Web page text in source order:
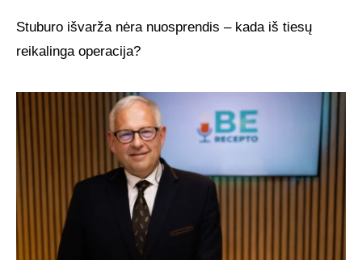
Stuburo išvarža nėra nuosprendis – kada iš tiesų
reikalinga operacija?